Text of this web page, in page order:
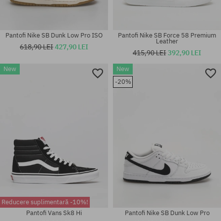
Mărimi existente:
Mărimi existente:
37.5; 39; 40.5
Pantofi Nike SB Dunk Low Pro ISO
618,90 LEI427,90 LEI
Pantofi Nike SB Force 58 Premium
Leather
415,90 LEI392,90 LEI
New
Reducere suplimentară -10%!
Pantofi Vans Sk8 Hi
New
-20%
Pantofi Nike SB Dunk Low Pro